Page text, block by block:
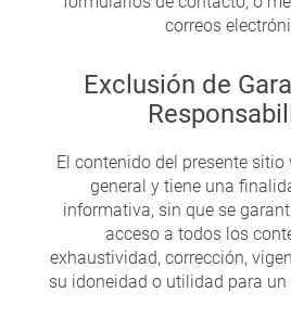
correos
Exclusión de
El contenido del presente sitio
general y tiene una
informativa, sin que se
acceso a todos los
exhaustividad, corrección,
su idoneidad o utilidad para